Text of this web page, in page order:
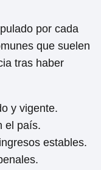
por cada
que suelen
tras haber
y vigente.
el país.
estables.